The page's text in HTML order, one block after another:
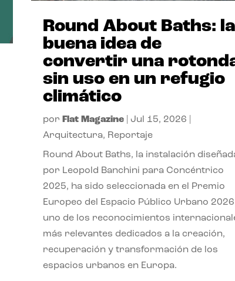
Round About Baths: la
buena idea de
convertir una
sin uso en un refugio
climático
por Flat Magazine| Jul 15, 2026
Arquitectura, Reportaje
Round About Baths, la instalación
por Leopold Banchini para Concéntrico
2025, ha sido seleccionada en el Premio
Europeo del Espacio Público Urbano
uno de los reconocimientos
más relevantes dedicados a la creación,
recuperación y transformación de los
espacios urbanos en Europa.